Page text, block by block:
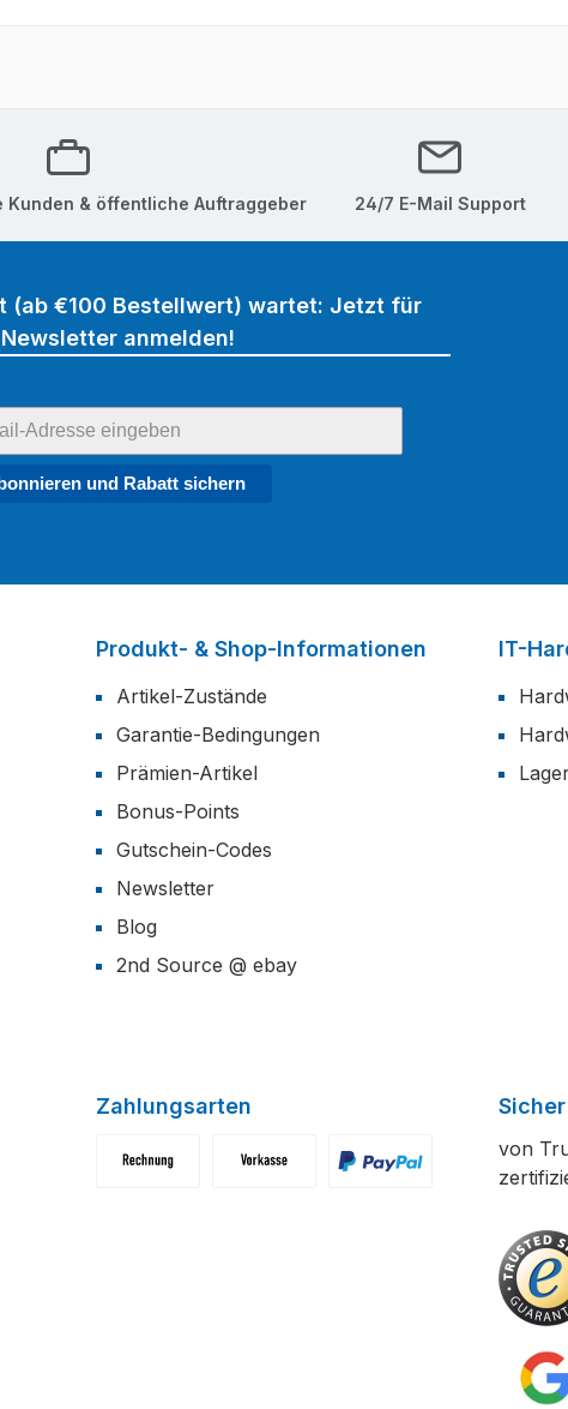
& öffentliche Auftraggeber 24/7 E-Mail Support
(ab €100 Bestellwert) wartet: Jetzt für
anmelden!
und Rabatt sichern
Produkt- & Shop-Informationen
Artikel-Zustände
Garantie-Bedingungen
Prämien-Artikel
Bonus-Points
Gutschein-Codes
Newsletter
Blog
2nd Source @ ebay
IT-
Zahlungsarten
von